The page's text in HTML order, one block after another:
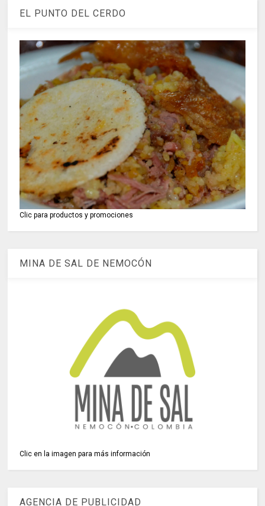
EL PUNTO DEL CERDO
Clic para productos y promociones
MINA DE SAL DE NEMOCÓN
Clic en la imagen para más información
AGENCIA DE PUBLICIDAD